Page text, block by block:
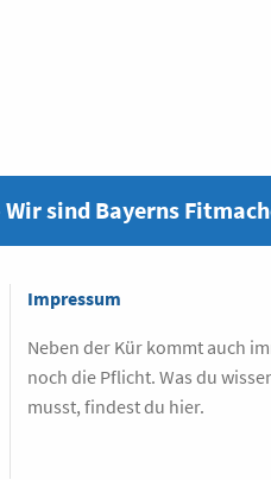
sind Bayerns
Impressum
Neben der Kür kommt auch
noch die Pflicht. Was du
musst, findest du hier.